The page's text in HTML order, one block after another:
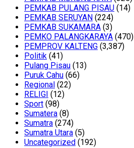
PEMKAB PULANG PISAU (14)
PEMKAB SERUYAN (224)
PEMKAB SUKAMARA (3)
PEMKO PALANGKARAYA (470)
PEMPROV KALTENG (3,387)
Politik (41)
Pulang Pisau (13)
Puruk Cahu (66)
Regional (22)
RELIGI (12)
Sport (98)
Sumatera (8)
Sumatra (274)
Sumatra Utara (5)
Uncategorized (192)